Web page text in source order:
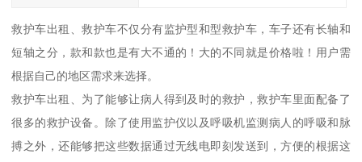
救护车出租、救护车不仅分有监护型和型救护车，车子还有长轴和
短轴之分，款和款也是有大不通的！大的不同就是价格啦！用户需
根据自己的地区需求来选择。
救护车出租、为了能够让病人得到及时的救护，救护车里面配备了
很多的救护设备。除了使用监护仪以及呼吸机监测病人的呼吸和脉
搏之外，还能够把这些数据通过无线电即刻发送到，方便的根据这